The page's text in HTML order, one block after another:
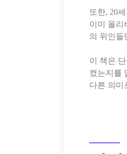
또한, 20
이미 올리
의 위인들
이 책은
켰는지를